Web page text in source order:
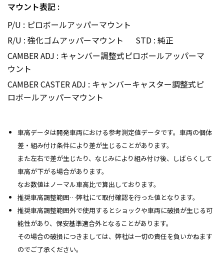
マウント表記 :
P/U : ピロボールアッパーマウント
R/U : 強化ゴムアッパーマウント
STD : 純正
CAMBER ADJ : キャンバー調整式ピロボールアッパーマ
ウント
CAMBER CASTER ADJ : キャンバーキャスター調整式ピ
ロボールアッパーマウント
車高データは開発車両における参考測定値データです。車両の個体
差・組み付け条件により差が生じることがあります。
また左右で差が生じたり、なじみにより組み付け後、しばらくして
車高が下がる場合があります。
なお数値はノーマル車高比で算出しております。
推奨車高調整範囲…弊社にて取付確認を行った値となります。
推奨車高調整範囲外で使用するとショックや車両に破損が生じる可
能性があり、保安基準適合外となることがあります。
その場合の破損につきましては、弊社は一切の責任を負いかねます
のでご了承ください。